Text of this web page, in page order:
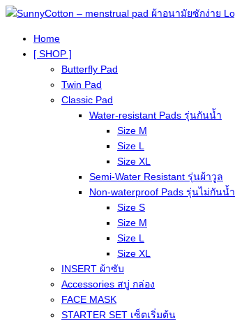
Home
[ SHOP ]
Butterfly Pad
Twin Pad
Classic Pad
Water-resistant Pads รุ่นกันน้ำ
Size M
Size L
Size XL
Semi-Water Resistant รุ่นผ้าวูล
Non-waterproof Pads รุ่นไม่กันน้ำ
Size S
Size M
Size L
Size XL
INSERT ผ้าซับ
Accessories สบู่ กล่อง
FACE MASK
STARTER SET เซ็ตเริ่มต้น